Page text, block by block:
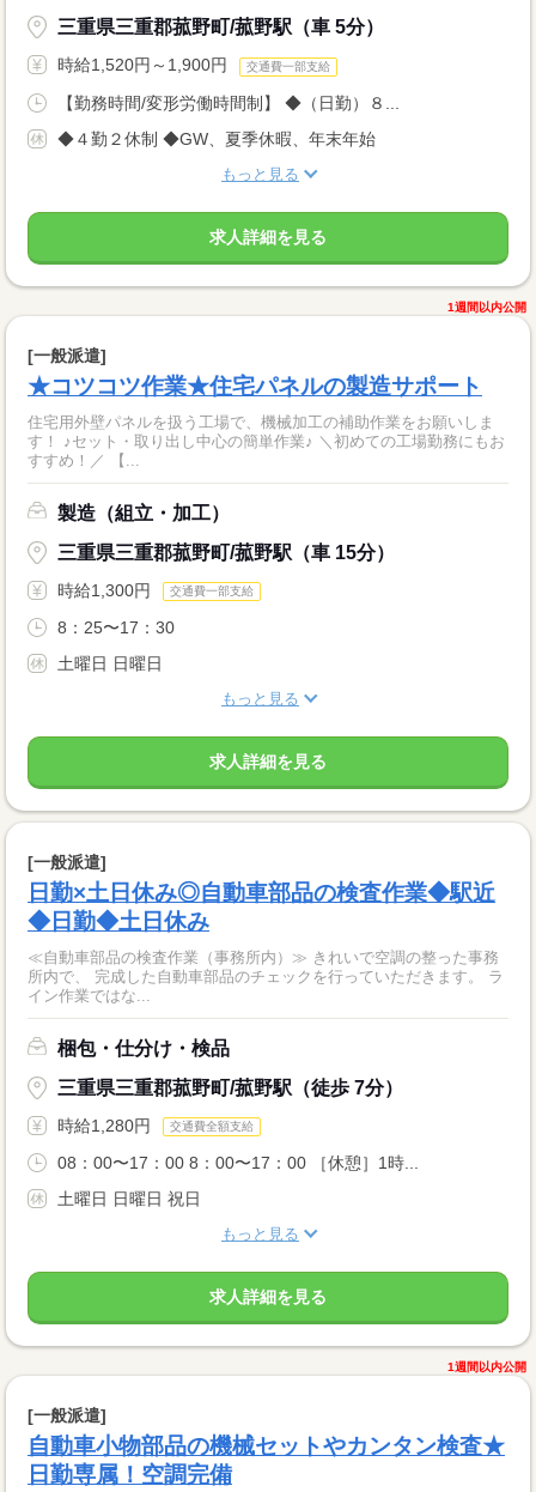
三重県三重郡菰野町/菰野駅（車 5分）
時給1,520円～1,900円 交通費一部支給
【勤務時間/変形労働時間制】 ◆（日勤）８...
◆４勤２休制 ◆GW、夏季休暇、年末年始
もっと見る
求人詳細を見る
1週間以内公開
[一般派遣]
★コツコツ作業★住宅パネルの製造サポート
住宅用外壁パネルを扱う工場で、機械加工の補助作業をお願いしま
す！ ♪セット・取り出し中心の簡単作業♪ ＼初めての工場勤務にもお
すすめ！／ 【...
製造（組立・加工）
三重県三重郡菰野町/菰野駅（車 15分）
時給1,300円 交通費一部支給
8：25〜17：30
土曜日 日曜日
もっと見る
求人詳細を見る
[一般派遣]
日勤×土日休み◎自動車部品の検査作業◆駅近
◆日勤◆土日休み
≪自動車部品の検査作業（事務所内）≫ きれいで空調の整った事務
所内で、 完成した自動車部品のチェックを行っていただきます。 ラ
イン作業ではな...
梱包・仕分け・検品
三重県三重郡菰野町/菰野駅（徒歩 7分）
時給1,280円 交通費全額支給
08：00〜17：00 8：00〜17：00 ［休憩］1時...
土曜日 日曜日 祝日
もっと見る
求人詳細を見る
1週間以内公開
[一般派遣]
自動車小物部品の機械セットやカンタン検査★
日勤専属！空調完備